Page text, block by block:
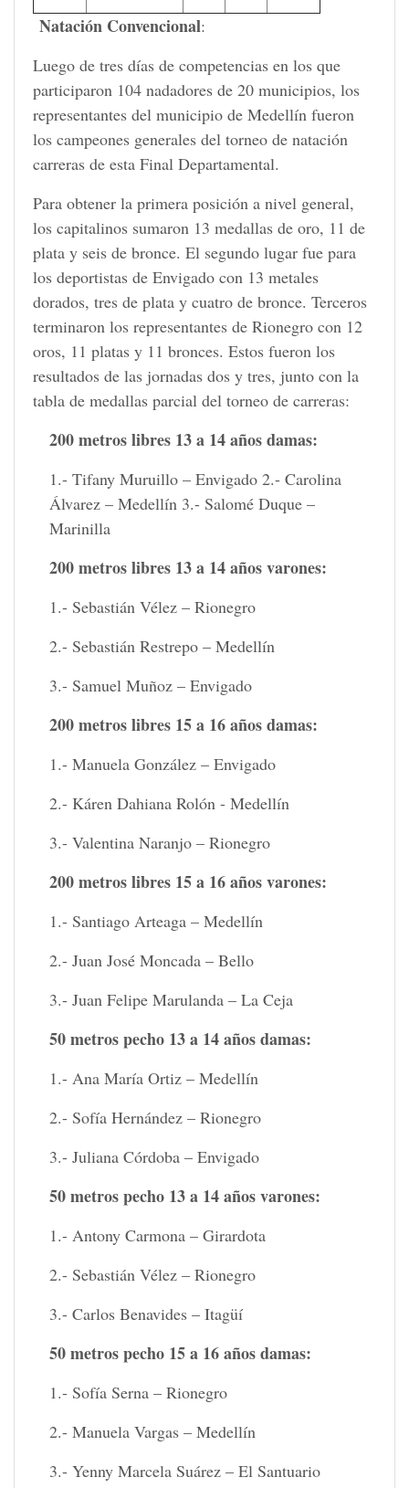
Natación Convencional:
Luego de tres días de competencias en los que
participaron 104 nadadores de 20 municipios, los
representantes del municipio de Medellín fueron
los campeones generales del torneo de natación
carreras de esta Final Departamental.
Para obtener la primera posición a nivel general,
los capitalinos sumaron 13 medallas de oro, 11 de
plata y seis de bronce. El segundo lugar fue para
los deportistas de Envigado con 13 metales
dorados, tres de plata y cuatro de bronce. Terceros
terminaron los representantes de Rionegro con 12
oros, 11 platas y 11 bronces. Estos fueron los
resultados de las jornadas dos y tres, junto con la
tabla de medallas parcial del torneo de carreras:
200 metros libres 13 a 14 años damas:
1.- Tifany Muruillo – Envigado 2.- Carolina
Álvarez – Medellín 3.- Salomé Duque –
Marinilla
200 metros libres 13 a 14 años varones:
1.- Sebastián Vélez – Rionegro
2.- Sebastián Restrepo – Medellín
3.- Samuel Muñoz – Envigado
200 metros libres 15 a 16 años damas:
1.- Manuela González – Envigado
2.- Káren Dahiana Rolón - Medellín
3.- Valentina Naranjo – Rionegro
200 metros libres 15 a 16 años varones:
1.- Santiago Arteaga – Medellín
2.- Juan José Moncada – Bello
3.- Juan Felipe Marulanda – La Ceja
50 metros pecho 13 a 14 años damas:
1.- Ana María Ortiz – Medellín
2.- Sofía Hernández – Rionegro
3.- Juliana Córdoba – Envigado
50 metros pecho 13 a 14 años varones:
1.- Antony Carmona – Girardota
2.- Sebastián Vélez – Rionegro
3.- Carlos Benavides – Itagüí
50 metros pecho 15 a 16 años damas:
1.- Sofía Serna – Rionegro
2.- Manuela Vargas – Medellín
3.- Yenny Marcela Suárez – El Santuario